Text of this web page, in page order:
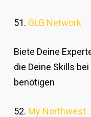
51. GLG Network
Biete Deine
die Deine Skills
benötigen
52. My Northwest